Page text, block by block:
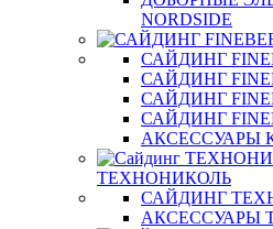
NORDSIDE
САЙДИНГ
САЙДИНГ
САЙДИНГ
САЙДИНГ
АКСЕССУАРЫ
ТЕХНОНИКОЛЬ
САЙДИНГ
АКСЕССУАРЫ